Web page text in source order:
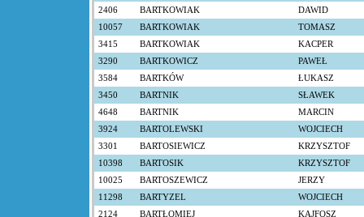
2406
BARTKOWIAK
DAWID
10057
BARTKOWIAK
TOMASZ
3415
BARTKOWIAK
KACPER
3290
BARTKOWICZ
PAWEŁ
3584
BARTKÓW
ŁUKASZ
3450
BARTNIK
SŁAWEK
4648
BARTNIK
MARCIN
3924
BARTOLEWSKI
WOJCIECH
3301
BARTOSIEWICZ
KRZYSZTOF
10398
BARTOSIK
KRZYSZTOF
10025
BARTOSZEWICZ
JERZY
11298
BARTYZEL
WOJCIECH
2124
BARTŁOMIEJ
KAJFOSZ